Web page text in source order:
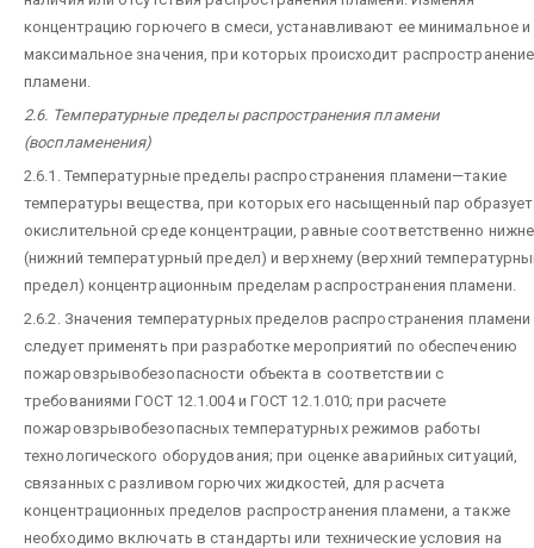
концентрацию горючего в смеси, устанавливают ее минимальное и
максимальное значения, при которых происходит распространение
пламени.
2.6. Температурные пределы распространения пламени
(воспламенения)
2.6.1. Температурные пределы распространения пламени—такие
температуры вещества, при которых его насыщенный пар
окислительной среде концентрации, равные соответственно
(нижний температурный предел) и верхнему (верхний
предел) концентрационным пределам распространения пламени.
2.6.2. Значения температурных пределов распространения пламени
следует применять при разработке мероприятий по обеспечению
пожаровзрывобезопасности объекта в соответствии с
требованиями ГОСТ 12.1.004 и ГОСТ 12.1.010; при расчете
пожаровзрывобезопасных температурных режимов работы
технологического оборудования; при оценке аварийных ситуаций,
связанных с разливом горючих жидкостей, для расчета
концентрационных пределов распространения пламени, а также
необходимо включать в стандарты или технические условия на